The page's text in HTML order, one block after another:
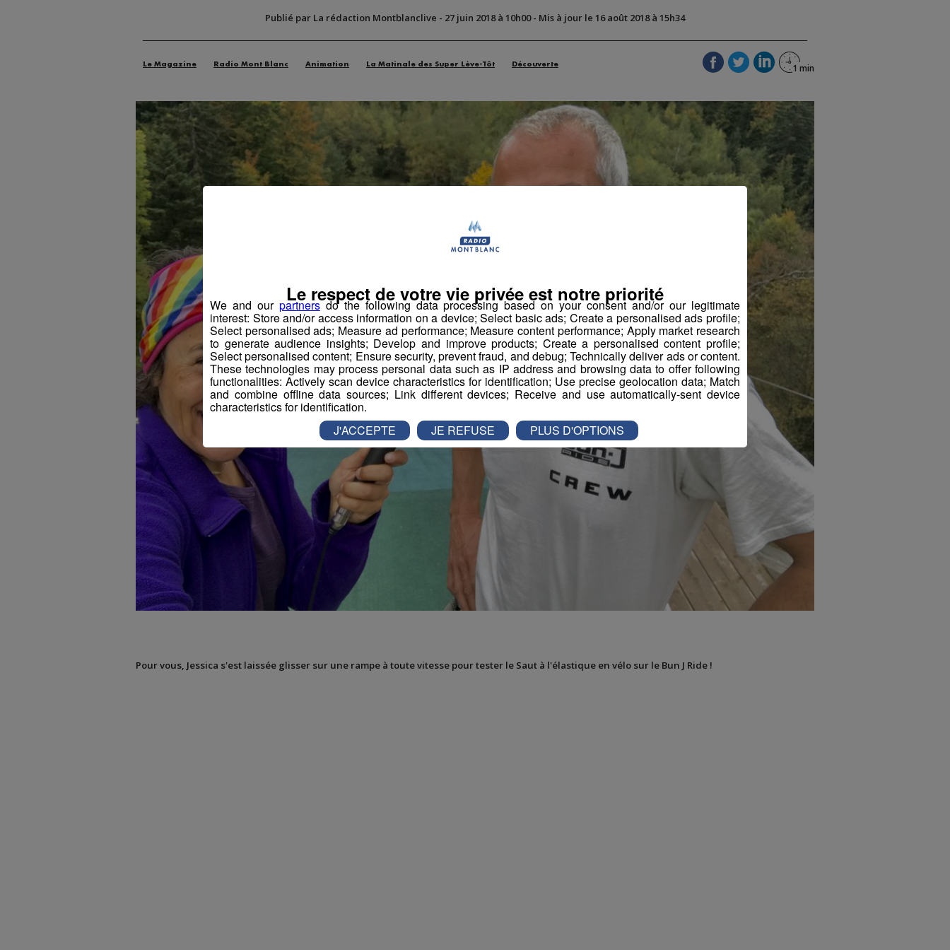
Publié par La rédaction Montblanclive - 27 juin 2018 à 10h00- Mis à jour le 16 août 2018 à 15h34
Le Magazine Radio Mont Blanc Animation La Matinale des Super Lève-Tôt Découverte
Pour vous, Jessica s'est laissée glisser sur une rampe à toute vitesse pour tester le Saut à l'élastique en vélo sur le Bun J Ride !
We and our partnersdo the following data processing based on your consent and/or our legitimate
interest: Store and/or access information on a device; Select basic ads; Create a personalised ads profile;
Select personalised ads; Measure ad performance; Measure content performance; Apply market research
to generate audience insights; Develop and improve products; Create a personalised content profile;
Select personalised content; Ensure security, prevent fraud, and debug; Technically deliver ads or content.
These technologies may process personal data such as IP address and browsing data to offer following
functionalities: Actively scan device characteristics for identification; Use precise geolocation data; Match
and combine offline data sources; Link different devices; Receive and use automatically-sent device
characteristics for identification.
Le respect de votre vie privée est notre priorité
J'ACCEPTE JE REFUSE PLUS D'OPTIONS